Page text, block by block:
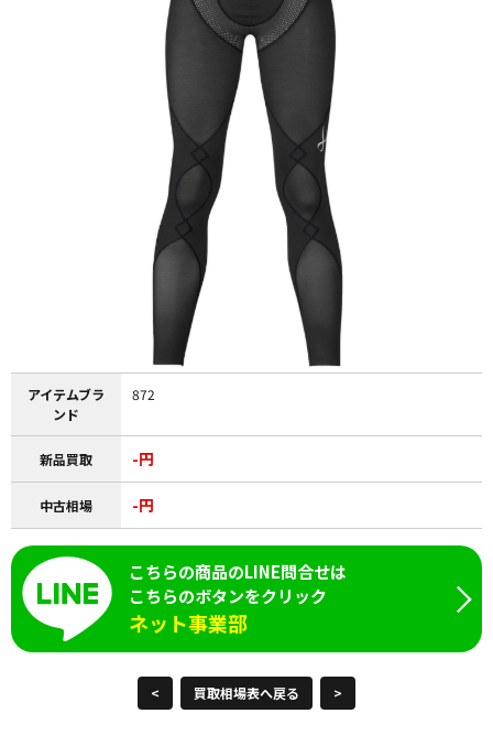
アイテムブラ
ンド
872
新品買取 -円
中古相場 -円
こちらの商品のLINE問合せは
こちらのボタンをクリック
ネット事業部
< 買取相場表へ戻る >